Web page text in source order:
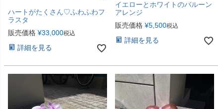
ハートがたくさん♡ふわふわフ
ラスタ
販売価格 ¥33,000税込
詳細を見る
イエローとホワイトのバルーン
アレンジ
販売価格 ¥5,500税込
詳細を見る